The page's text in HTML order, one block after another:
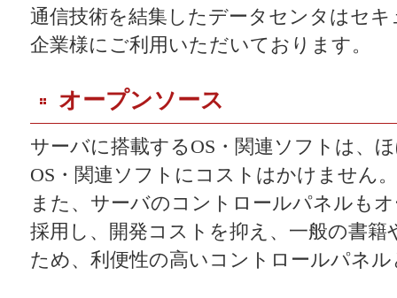
通信技術を結集したデータセンタはセ
企業様にご利用いただいております。
オープンソース
サーバに搭載するOS・関連ソフトは、
OS・関連ソフトにコストはかけません。
また、サーバのコントロールパネルも
採用し、開発コストを抑え、一般の書
ため、利便性の高いコントロールパネ